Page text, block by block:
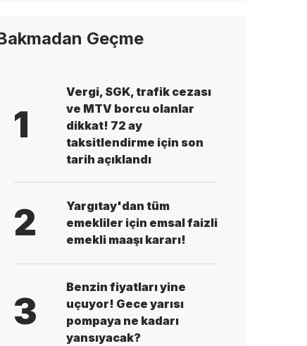
Geçme
1
Vergi, SGK, trafik cezası
ve MTV borcu olanlar
dikkat! 72 ay
taksitlendirme için son
tarih açıklandı
2
Yargıtay'dan tüm
emekliler için emsal faizli
emekli maaşı kararı!
3
Benzin fiyatları yine
uçuyor! Gece yarısı
pompaya ne kadarı
yansıyacak?